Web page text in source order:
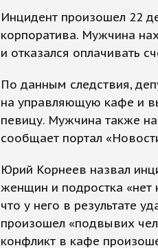
Инцидент произошел 22
корпоратива. Мужчина
и отказался оплачивать
По данным следствия,
на управляющую кафе и
певицу. Мужчина также
сообщает портал
Юрий Корнеев назвал
женщин и подростка «нет
что у него в результате
произошел «подвывих
конфликт в кафе